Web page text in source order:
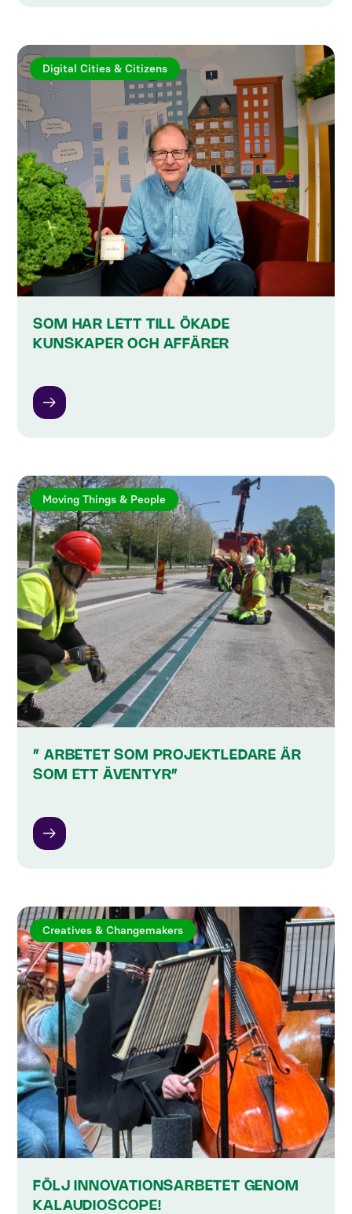
Digital Cities & Citizens
SOM HAR LETT TILL ÖKADE
KUNSKAPER OCH AFFÄRER
Moving Things & People
” ARBETET SOM PROJEKTLEDARE ÄR
SOM ETT ÄVENTYR”
Creatives & Changemakers
FÖLJ INNOVATIONSARBETET GENOM
KALAUDIOSCOPE!